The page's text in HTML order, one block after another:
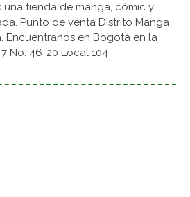
una tienda de manga, cómic y
Punto de venta Distrito Manga
Encuéntranos en Bogotá en la
No. 46-20 Local 104